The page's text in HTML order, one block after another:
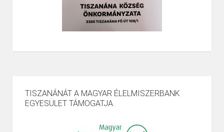
TISZANÁNÁT A MAGYAR ÉLELMISZERBANK
EGYESÜLET TÁMOGATJA.